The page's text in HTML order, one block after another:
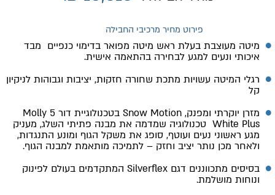
מיטה מעוצבת בעלת ראש מיטה מפואר בדימוי כנפיים מבד
איכותי ונעים למגע לבחירה בהתאמה אישית.
רגלי המיטה עשויות מתכת שחורה חזקות, יציבות וגבוהות לניקיון
קל
מזרן יוקרתי ומפנק, Snow Motion בטכנולוגיית דור 5 Molly
White Plus טכנולוגיה שמדמה את מבנה פתיתי השלג, מעניק
מגע ראשוני נעים ועוטף, סופג את משקל הגוף ומונע התנגדות,
ולאחר מכן נותר יציב וחזק – לתמיכה מותאמת למבנה הגוף.
בסיסים מתכווננים דגם Silverflex המתקדמים בעולם לפינוק
ונוחות מושלמת.
פירוט מחיר מרכיבי החבילה